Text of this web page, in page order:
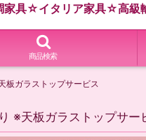
具☆イタリア家具☆高級
商品検索
板ガラストップサービス
※天板ガラストップサー